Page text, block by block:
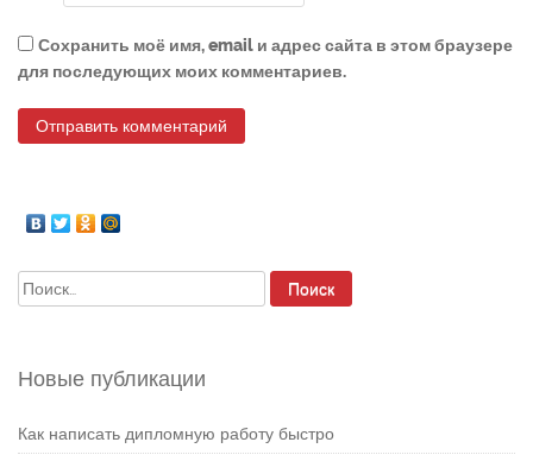
Сохранить моё имя, email и адрес сайта в этом браузере
для последующих моих комментариев.
Найти:
Новые публикации
Как написать дипломную работу быстро